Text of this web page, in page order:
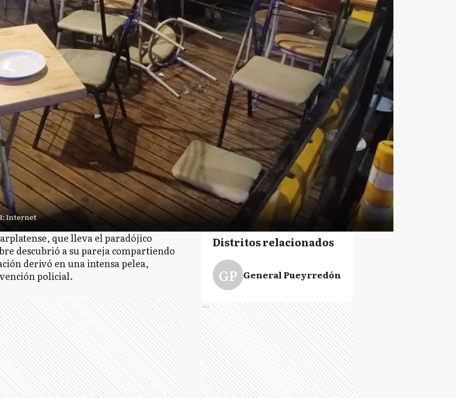
Internet
que lleva el paradójico
descubrió a su pareja compartiendo
derivó en una intensa pelea,
policial.
Distritos relacionados
GP General Pueyrredón
Ads